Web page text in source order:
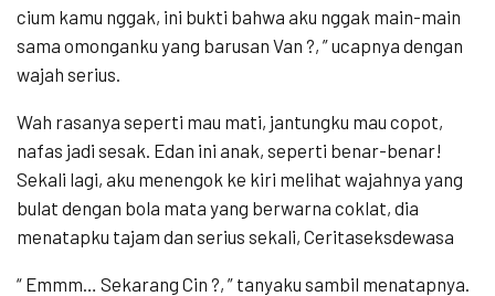
cium kamu nggak, ini bukti bahwa aku nggak main-main
sama omonganku yang barusan Van ?, ” ucapnya dengan
wajah serius.
Wah rasanya seperti mau mati, jantungku mau copot,
nafas jadi sesak. Edan ini anak, seperti benar-benar!
Sekali lagi, aku menengok ke kiri melihat wajahnya yang
bulat dengan bola mata yang berwarna coklat, dia
menatapku tajam dan serius sekali, Ceritaseksdewasa
“ Emmm… Sekarang Cin ?, ” tanyaku sambil menatapnya.